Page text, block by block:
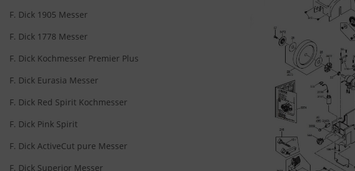
F. Dick 1905 Messer
F. Dick 1778 Messer
F. Dick Kochmesser Premier Plus
F. Dick Eurasia Messer
F. Dick Red Spirit Kochmesser
F. Dick Pink Spirit
F. Dick ActiveCut pure Messer
F. Dick Superior Messer